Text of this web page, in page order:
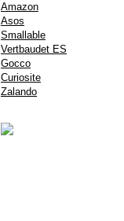
Amazon
Asos
Smallable
Vertbaudet ES
Gocco
Curiosite
Zalando